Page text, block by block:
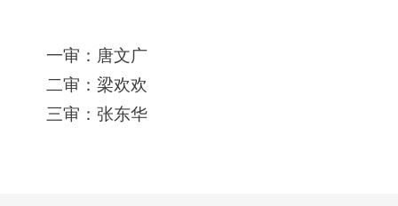
一审：唐文广
二审：梁欢欢
三审：张东华